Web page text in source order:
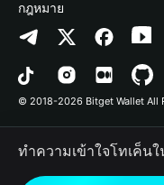
ติดต่อเรา
ทรัพยากรข้อมูลของแบรนด์
อาชีพ
Altcoin Season Index
Prediction Markets
DApp
RWA
ลิสต์โปรเจกต์
การตรวจจับการอนุญาต
การตรวจจับสัญญา
การโอนเป็นชุด
Arbitrum
Avalanche
Bitcoin
Polygon
กฎหมาย
นโยบายความเป็นส่วนตัว
ข้อตกลงในการใช้บริการ
© 2018-2026 Bitget Wallet All
ทำความเข้าใจโทเค็น